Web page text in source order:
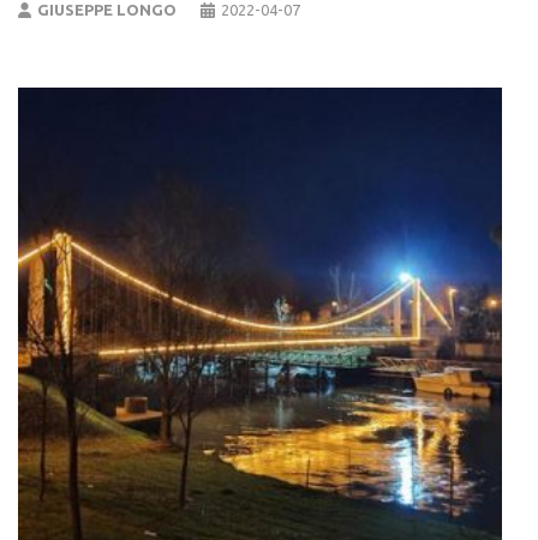
GIUSEPPE LONGO 2022-04-07